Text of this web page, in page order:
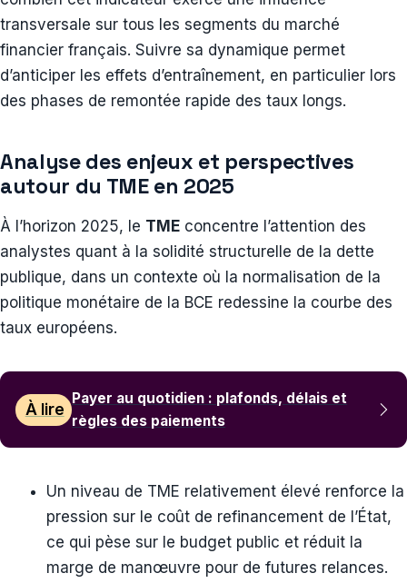
transversale sur tous les segments du marché
financier français. Suivre sa dynamique permet
d’anticiper les effets d’entraînement, en particulier lors
des phases de remontée rapide des taux longs.
Analyse des enjeux et perspectives
autour du TME en 2025
À l’horizon 2025, le TME concentre l’attention des
analystes quant à la solidité structurelle de la dette
publique, dans un contexte où la normalisation de la
politique monétaire de la BCE redessine la courbe des
taux européens.
À lire
Payer au quotidien : plafonds, délais et
règles des paiements
Un niveau de TME relativement élevé renforce la
pression sur le coût de refinancement de l’État,
ce qui pèse sur le budget public et réduit la
marge de manœuvre pour de futures relances.